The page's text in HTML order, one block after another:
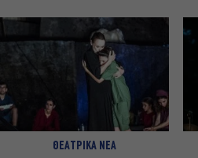
ΘΕΑΤΡΙΚΑ ΝΕΑ